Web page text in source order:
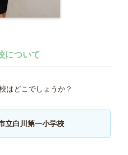
について
はどこでしょうか？
立白川第一小学校